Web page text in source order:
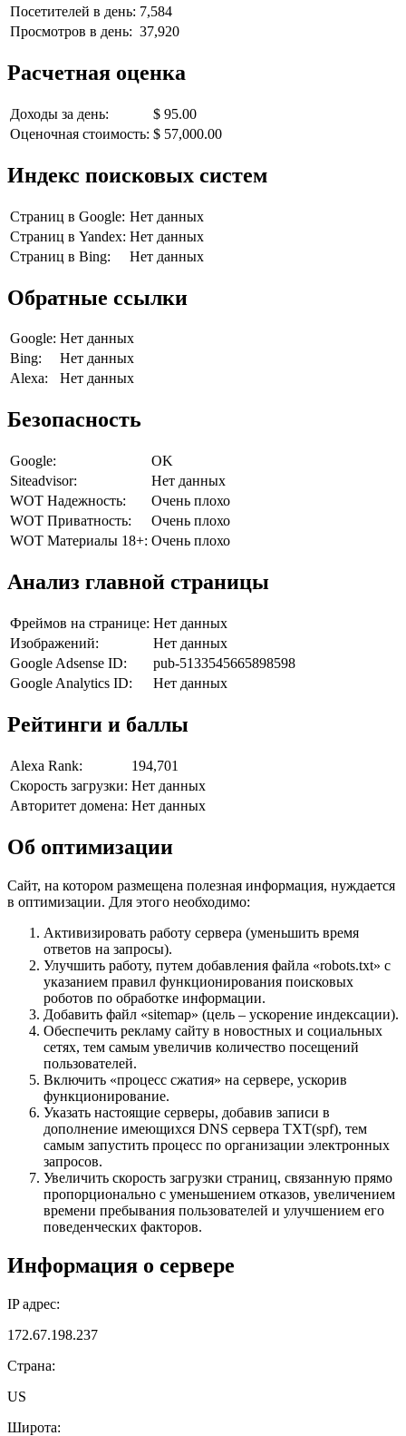
Посетителей в день: 7,584
Просмотров в день: 37,920
Расчетная оценка
Доходы за день:
$ 95.00
Оценочная стоимость: $ 57,000.00
Индекс поисковых систем
Страниц в Google: Нет данных
Страниц в Yandex: Нет данных
Страниц в Bing:
Нет данных
Обратные ссылки
Google: Нет данных
Bing:
Нет данных
Alexa:
Нет данных
Безопасность
Google:
OK
Siteadvisor:
Нет данных
WOT Надежность:
Очень плохо
WOT Приватность:
Очень плохо
WOT Материалы 18+: Очень плохо
Анализ главной страницы
Фреймов на странице: Нет данных
Изображений:
Нет данных
Google Adsense ID:
pub-5133545665898598
Google Analytics ID:
Нет данных
Рейтинги и баллы
Alexa Rank:
194,701
Скорость загрузки: Нет данных
Авторитет домена: Нет данных
Об оптимизации
Сайт, на котором размещена полезная информация, нуждается
в оптимизации. Для этого необходимо:
Активизировать работу сервера (уменьшить время
ответов на запросы).
Улучшить работу, путем добавления файла «robots.txt» с
указанием правил функционирования поисковых
роботов по обработке информации.
Добавить файл «sitemap» (цель – ускорение индексации).
Обеспечить рекламу сайту в новостных и социальных
сетях, тем самым увеличив количество посещений
пользователей.
Включить «процесс сжатия» на сервере, ускорив
функционирование.
Указать настоящие серверы, добавив записи в
дополнение имеющихся DNS сервера TXT(spf), тем
самым запустить процесс по организации электронных
запросов.
Увеличить скорость загрузки страниц, связанную прямо
пропорционально с уменьшением отказов, увеличением
времени пребывания пользователей и улучшением его
поведенческих факторов.
Информация о сервере
IP адрес:
172.67.198.237
Страна:
US
Широта: